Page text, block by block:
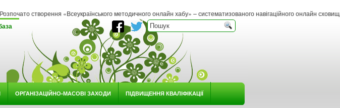
«Всеукраїнського методичного онлайн хабу» – систематизованого навігаційного онлайн сховища
ОРГАНІЗАЦІЙНО-МАСОВІ ЗАХОДИ ПІДВИЩЕННЯ КВАЛІФІКАЦІЇ